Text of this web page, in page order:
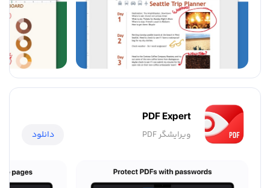
PDF Expert
ویرایشگر PDF دانلود